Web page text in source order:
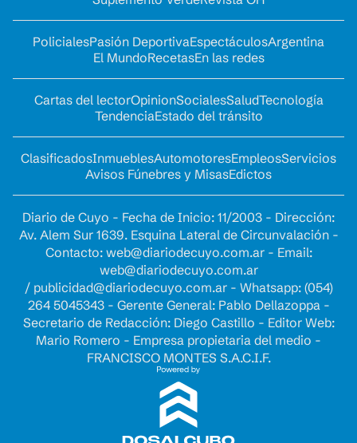
PolicialesPasión DeportivaEspectáculosArgentina
El MundoRecetasEn las redes
Cartas del lectorOpinionSocialesSaludTecnología
TendenciaEstado del tránsito
ClasificadosInmueblesAutomotoresEmpleosServicios
Avisos Fúnebres y MisasEdictos
Diario de Cuyo - Fecha de Inicio: 11/2003 - Dirección:
Av. Alem Sur 1639. Esquina Lateral de Circunvalación -
Contacto: web@diariodecuyo.com.ar- Email:
web@diariodecuyo.com.ar
/ publicidad@diariodecuyo.com.ar- Whatsapp: (054)
264 5045343 - Gerente General: Pablo Dellazoppa -
Secretario de Redacción: Diego Castillo - Editor Web:
Mario Romero - Empresa propietaria del medio -
FRANCISCO MONTES S.A.C.I.F.